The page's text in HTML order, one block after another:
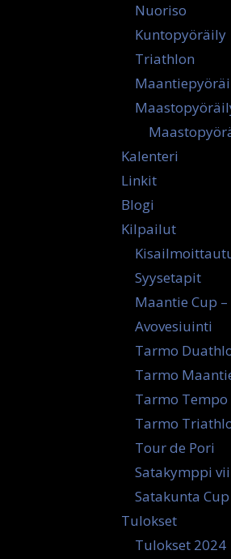
Nuoriso
Kuntopyöräily
Triathlon
Kalenteri
Linkit
Blogi
Kilpailut
Syysetapit
Maantie Cup
Avovesiuinti
Tarmo
Tarmo
Tarmo Tempo
Tarmo
Tour de Pori
Satakymppi
Satakunta Cup
Tulokset
Tulokset 2024